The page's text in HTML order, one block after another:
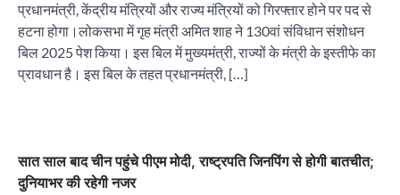
प्रधानमंत्री, केंद्रीय मंत्रियों और राज्य मंत्रियों को गिरफ्तार होने पर पद से
हटना होगा।लोकसभा में गृह मंत्री अमित शाह ने 130वां संविधान संशोधन
बिल 2025 पेश किया। इस बिल में मुख्यमंत्री, राज्यों के मंत्री के इस्तीफे का
प्रावधान है। इस बिल के तहत प्रधानमंत्री, […]
सात साल बाद चीन पहुंचे पीएम मोदी, राष्ट्रपति जिनपिंग से होगी बातचीत;
दुनियाभर की रहेगी नजर